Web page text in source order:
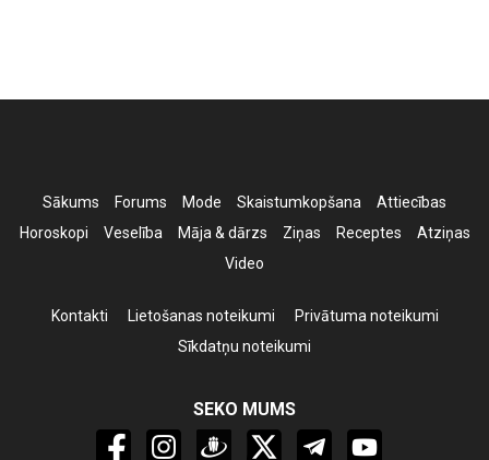
Sākums Forums Mode Skaistumkopšana
Attiecības
Horoskopi
Veselība Māja & dārzs Ziņas Receptes
Atziņas
Video
Kontakti Lietošanas noteikumi
Privātuma noteikumi
Sīkdatņu noteikumi
SEKO MUMS